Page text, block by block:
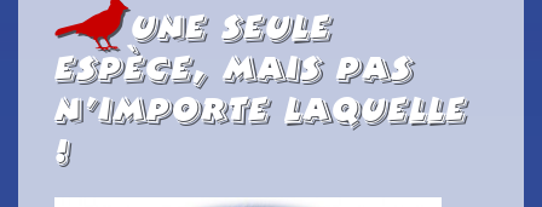
Une seule
espèce, mais pas
n’importe laquelle
!